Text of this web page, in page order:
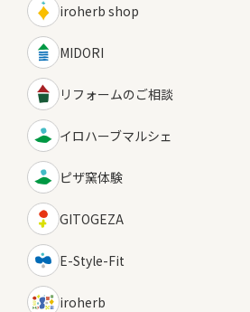
iroherb shop
MIDORI
リフォームのご相談
イロハーブマルシェ
ピザ窯体験
GITOGEZA
E-Style-Fit
iroherb